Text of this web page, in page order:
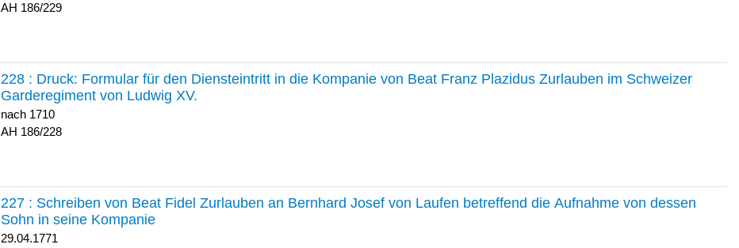
186/229
228 : Druck: Formular für den Diensteintritt in die Kompanie von Beat Franz Plazidus Zurlauben im Schweizer
Garderegiment von Ludwig XV.
nach 1710
186/228
227 : Schreiben von Beat Fidel Zurlauben an Bernhard Josef von Laufen betreffend die Aufnahme von dessen
Sohn in seine Kompanie
29.04.1771